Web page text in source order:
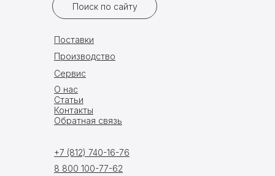
Производство
Поставки
Сервис
Поиск по сайту
8 800 100-77-62
+7 (812) 740-16-76
О нас
Статьи
Контакты
Обратная связь